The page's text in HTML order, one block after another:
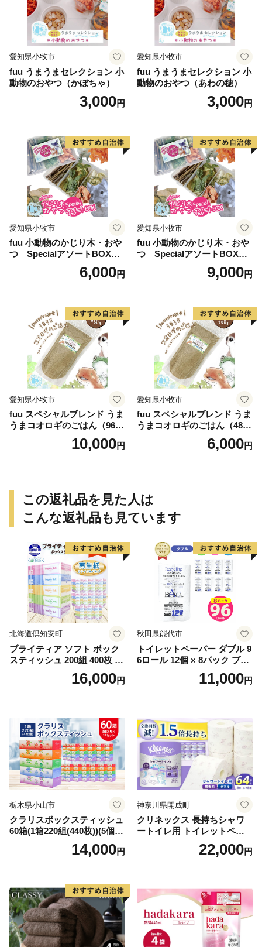
愛知県小牧市
fuu うまうまセレクション 小
動物のおやつ（かぼちゃ）
3,000円
愛知県小牧市
fuu うまうまセレクション 小
動物のおやつ（あわの穂）
3,000円
愛知県小牧市
fuu 小動物のかじり木・おや
つ SpecialアソートBOX（1
6,000円
愛知県小牧市
fuu 小動物のかじり木・おや
つ SpecialアソートBOX（2
9,000円
愛知県小牧市
fuu スペシャルブレンド うま
うまコオロギのごはん（960
10,000円
愛知県小牧市
fuu スペシャルブレンド うま
うまコオロギのごはん（480
6,000円
この返礼品を見た人は
こんな返礼品も見ています
北海道倶知安町
ブライティア ソフト ボック
スティッシュ 200組 400枚 60
箱 日本製 まとめ買い ティッ
シュ リサイクル 長持 防災 常
倶知安町 日用品
16,000円
秋田県能代市
トイレットペーパー ダブル 9
6ロール 12個 × 8パック ブラ
ンカ 再生紙 100％ 芯あり 日
用品 消耗品 無香料 生活用品
11,000円
栃木県小山市
クラリスボックスティッシュ
60箱(1箱220組(440枚))(5個入
り×12セット)【1256759】
14,000円
神奈川県開成町
クリネックス 長持ちシャワ
ートイレ用 トイレットペー
パー（ダブル）64ロール(8ロ
ール×8パック) 開成町 トイレ
蓄 防災 エコ 消耗品 生活雑貨
生活用品 無香料 トイレット
ペーパー ダブル といれっと
ぺーぱー トイレ クレシア ト
イレットペーパー [BDBH002
-1]
22,000円